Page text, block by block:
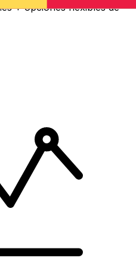
+ opciones flexibles de